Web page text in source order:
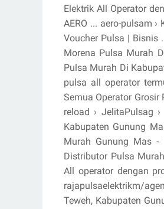
Elektrik All Operator
AERO ... aero-pulsam
Voucher Pulsa | Bisnis
Morena Pulsa Murah
Pulsa Murah Di
pulsa all operator
Semua Operator Grosir
reload › JelitaPulsag
Kabupaten Gunung
Murah Gunung Mas -
Distributor Pulsa
All operator dengan
rajapulsaelektrikm/
Teweh, Kabupaten